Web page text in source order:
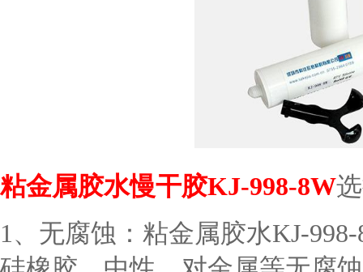
粘金属胶水慢干胶KJ-998-8W
1、无腐蚀：粘金属胶水KJ-